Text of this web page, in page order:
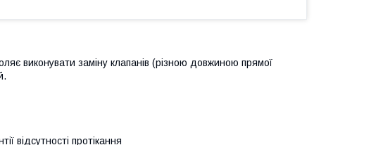
виконувати заміну клапанів (різною довжиною прямої
відсутності протікання